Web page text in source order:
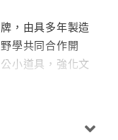
，由具多年製造
學共同合作開
小道具，強化文
兼具的商品，位
，店內也陳設各